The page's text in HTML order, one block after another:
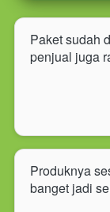
Paket sudah
penjual juga
Produknya
banget jadi